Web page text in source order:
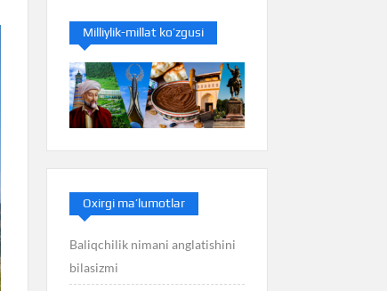
Milliylik-millat ko’zgusi
Oxirgi ma’lumotlar
Baliqchilik nimani anglatishini
bilasizmi